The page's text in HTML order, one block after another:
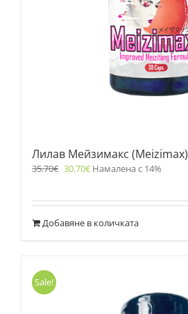
Лилав Мейзимакс (Meizimax)
35.70€ 30.70€ Намалена с 14%
Добавяне в количката
Sale!